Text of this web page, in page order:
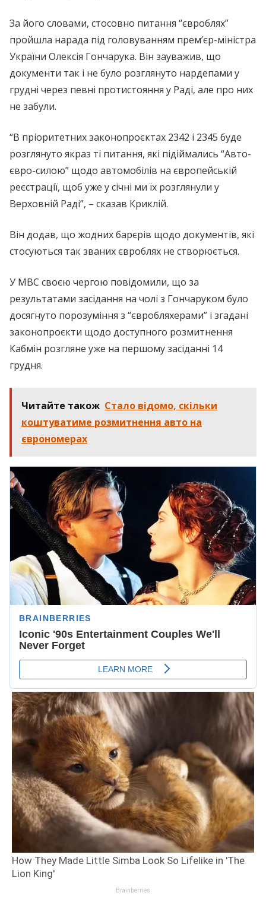
За його словами, стосовно питання “євроблях”
пройшла нарада під головуванням прем’єр-міністра
України Олексія Гончарука. Він зауважив, що
документи так і не було розглянуто нардепами у
грудні через певні протистояння у Раді, але про них
не забули.
“В пріоритетних законопроєктах 2342 і 2345 буде
розглянуто якраз ті питання, які підіймались “Авто-
євро-силою” щодо автомобілів на європейській
реєстрації, щоб уже у січні ми їх розглянули у
Верховній Раді”, – сказав Криклій.
Він додав, що жодних барєрів щодо документів, які
стосуються так званих євроблях не створюється.
У МВС своєю чергою повідомили, що за
результатами засідання на чолі з Гончаруком було
досягнуто порозуміння з “євробляхерами” і згадані
законопроєкти щодо доступного розмитнення
Кабмін розгляне уже на першому засіданні 14
грудня.
Читайте також Стало відомо, скільки
коштуватиме розмитнення авто на
єврономерах